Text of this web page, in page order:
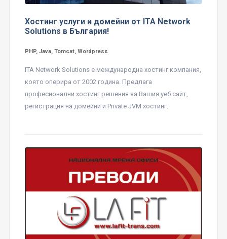
Хостинг услуги и домейни от ITA Network
Solutions в България!
PHP, Java, Tomcat, Wordpress
ITA Network Solutions е международна хостинг компания,
която оперира от 2002 година. Предлага
професионални хостинг решения за Вашия уеб сайт,
регистрация на домейни и Private JVM хостинг.